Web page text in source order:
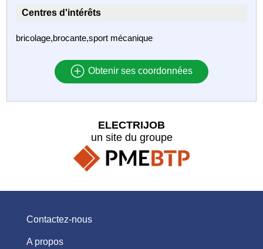
Centres d'intérêts
bricolage,brocante,sport mécanique
Obtenir ses coordonnées
ELECTRIJOB
un site du groupe
Contactez-nous
A propos